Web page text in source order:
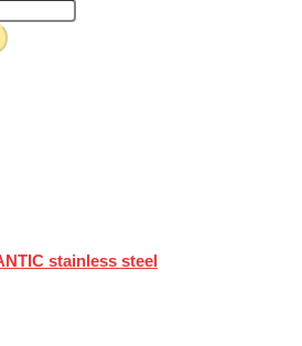
stainless steel